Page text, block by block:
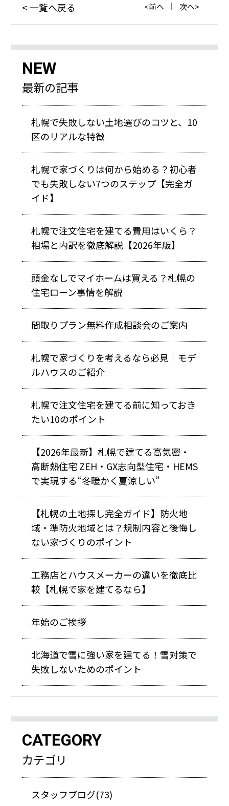
一覧へ戻る 前へ 次へ
NEW
最新の記事
札幌で失敗しない土地選びのコツと、10
区のリアルな特徴
札幌で家づくりは何から始める？初心者
でも失敗しない7つのステップ【完全ガ
イド】
札幌で注文住宅を建てる費用はいくら？
相場と内訳を徹底解説【2026年版】
頭金なしでマイホームは買える？札幌の
住宅ローン事情を解説
間取りプラン無料作成相談会のご案内
札幌で家づくりを考えるなら必見｜モデ
ルハウスのご紹介
札幌で注文住宅を建てる前に知っておき
たい10のポイント
【2026年最新】札幌で建てる高気密・
高断熱住宅 ZEH・GX志向型住宅・HEMS
で実現する“冬暖かく夏涼しい”
【札幌の土地探し完全ガイド】防火地
域・準防火地域とは？規制内容と後悔し
ない家づくりのポイント
工務店とハウスメーカーの違いを徹底比
較【札幌で家を建てるなら】
年始のご挨拶
北海道で雪に強い家を建てる！雪対策で
失敗しないためのポイント
CATEGORY
カテゴリ
スタッフブログ(73)